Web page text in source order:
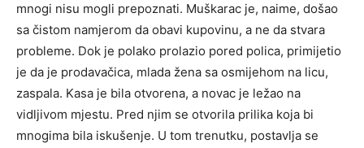
mnogi nisu mogli prepoznati. Muškarac je, naime, došao
sa čistom namjerom da obavi kupovinu, a ne da stvara
probleme. Dok je polako prolazio pored polica, primijetio
je da je prodavačica, mlada žena sa osmijehom na licu,
zaspala. Kasa je bila otvorena, a novac je ležao na
vidljivom mjestu. Pred njim se otvorila prilika koja bi
mnogima bila iskušenje. U tom trenutku, postavlja se